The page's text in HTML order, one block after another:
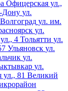
Офицерская ул.,
Дону ул.
Волгоград ул. им.
ул.
4 Тольятти ул.
Ульяновск ул.
ул.
ул.
ул., 81 Великий